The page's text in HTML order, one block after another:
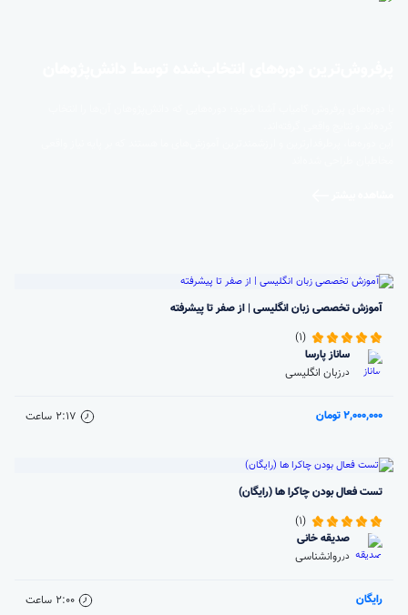
آموزش تخصصی زبان انگلیسی | از صفر تا پیشرفته
(1)
ساناز پارسا
درزبان انگلیسی
2,000,000 تومان 2:17 ساعت
تست فعال بودن چاکرا ها (رایگان)
(1)
صدیقه خانی
درروانشناسی
رایگان 2:00 ساعت